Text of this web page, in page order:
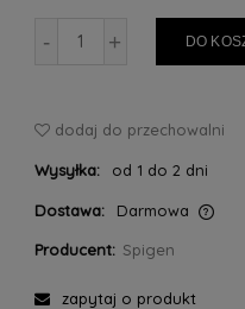
- + DO
dodaj do przechowalni
Wysyłka: od 1 do 2 dni
Dostawa: Darmowa
ewentualnych kosztów
Producent: Spigen
zapytaj o produkt